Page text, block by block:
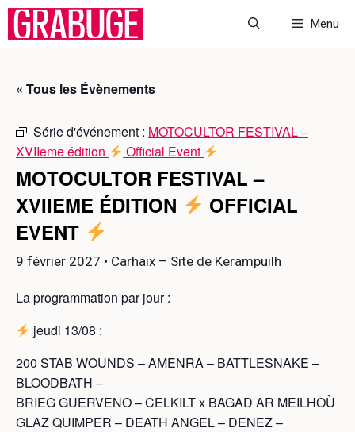
Aller
Menu
« Tous les Évènements
Série d'événement : MOTOCULTOR FESTIVAL –
XVIIeme édition
Official Event
MOTOCULTOR FESTIVAL –
XVIIEME ÉDITION
OFFICIAL
EVENT
9 février 2027 • Carhaix – Site de Kerampuilh
La programmation par jour :
jeudi 13/08 :
200 STAB WOUNDS – AMENRA – BATTLESNAKE –
BLOODBATH –
BRIEG GUERVENO – CELKILT x BAGAD AR MEILHOÙ
GLAZ QUIMPER – DEATH ANGEL – DENEZ –